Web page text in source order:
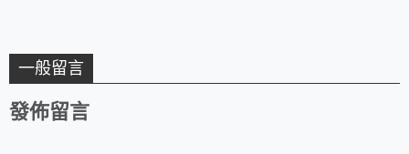
一般留言
發佈留言